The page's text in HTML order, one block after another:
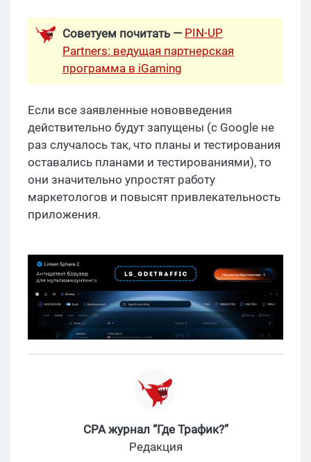
Советуем почитать — PIN-UP
Partners: ведущая партнерская
программа в iGaming
Если все заявленные нововведения
действительно будут запущены (с Google не
раз случалось так, что планы и тестирования
оставались планами и тестированиями), то
они значительно упростят работу
маркетологов и повысят привлекательность
приложения.
CPA журнал “Где Трафик?”
Редакция